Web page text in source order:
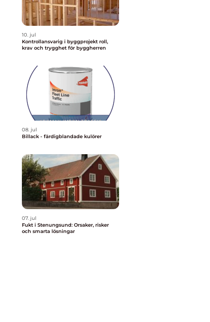
10. jul
Kontrollansvarig i byggprojekt roll,
krav och trygghet för byggherren
08. jul
Billack - färdigblandade kulörer
07. jul
Fukt i Stenungsund: Orsaker, risker
och smarta lösningar